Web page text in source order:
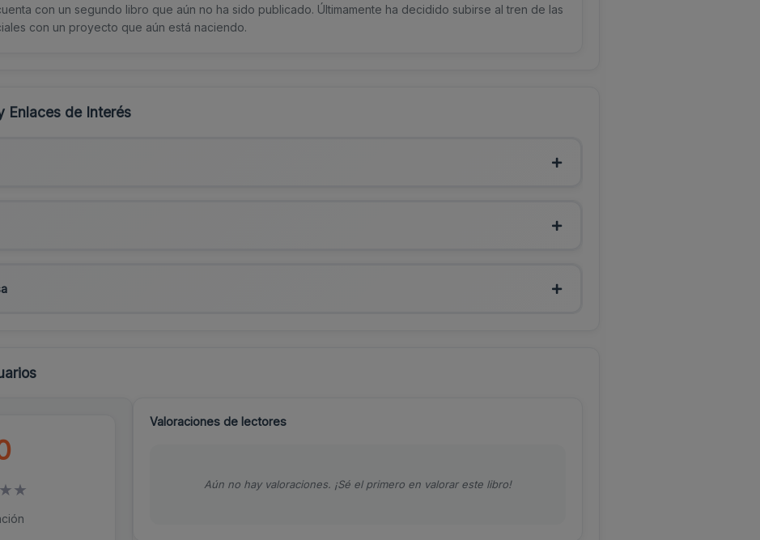
con un segundo libro que aún no ha sido publicado. Últimamente ha decidido subirse al tren de las
con un proyecto que aún está naciendo.
Enlaces de Interés
★★
Valoraciones de lectores
Aún no hay valoraciones. ¡Sé el primero en valorar este libro!